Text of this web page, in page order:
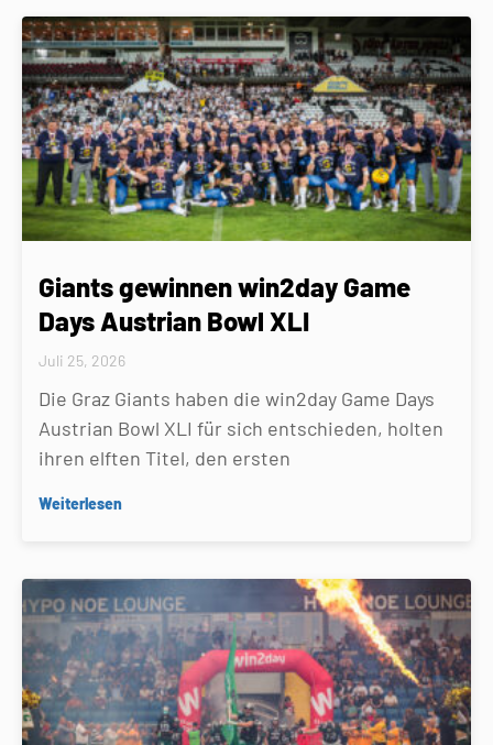
Giants gewinnen win2day Game
Days Austrian Bowl XLI
Juli 25, 2026
Die Graz Giants haben die win2day Game Days
Austrian Bowl XLI für sich entschieden, holten
ihren elften Titel, den ersten
Weiterlesen